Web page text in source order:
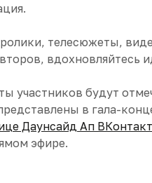
телесюжеты,
вдохновляйтесь
участников будут
в гала-
Даунсайд Ап
эфире.